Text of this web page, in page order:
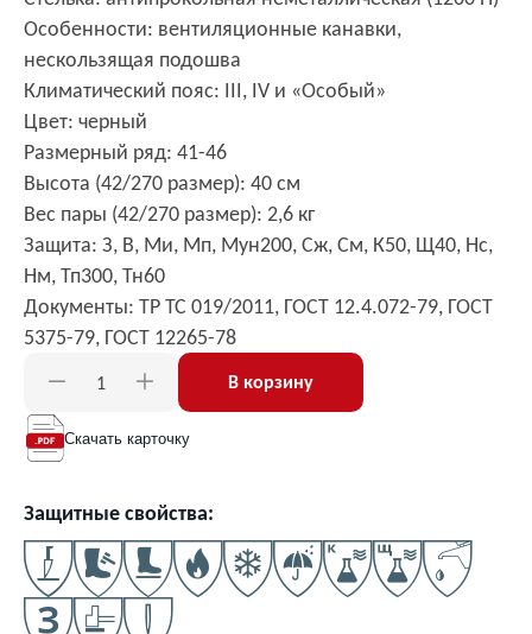
Особенности: вентиляционные канавки,
нескользящая подошва
Климатический пояс: III, IV и «Особый»
Цвет: черный
Размерный ряд: 41-46
Высота (42/270 размер): 40 см
Вес пары (42/270 размер): 2,6 кг
Защита: З, В, Ми, Мп, Мун200, Сж, См, К50, Щ40, Нс,
Нм, Тп300, Тн60
Документы: ТР ТС 019/2011, ГОСТ 12.4.072-79, ГОСТ
5375-79, ГОСТ 12265-78
В корзину
Скачать карточку
Защитные свойства: